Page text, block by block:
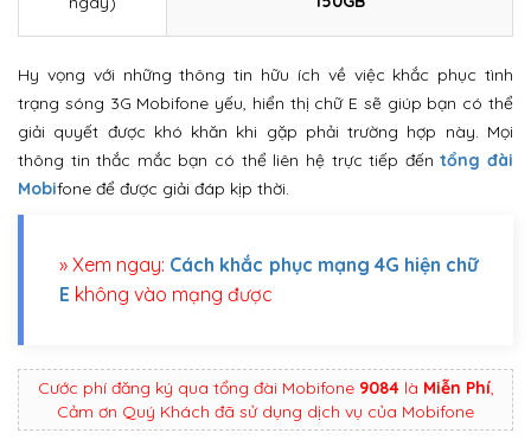
Hy vọng với những thông tin hữu ích về việc khắc phục tình
trạng sóng 3G Mobifone yếu, hiển thị chữ E sẽ giúp bạn có thể
giải quyết được khó khăn khi gặp phải trường hợp này. Mọi
thông tin thắc mắc bạn có thể liên hệ trực tiếp đếntổng đài
Mobifone để được giải đáp kịp thời.
» Xem ngay: Cách khắc phục mạng 4G hiện chữ
E không vào mạng được
Cước phí đăng ký qua tổng đài Mobifone 9084là Miễn Phí,
Cảm ơn Quý Khách đã sử dụng dịch vụ của Mobifone